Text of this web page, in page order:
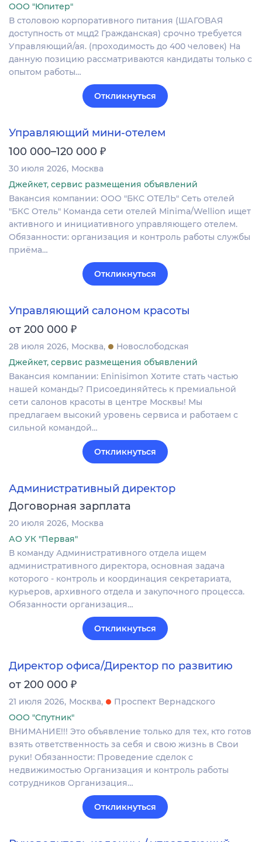
ООО "Юпитер"
В столовою корпоративного питания (ШАГОВАЯ
доступность от мцд2 Гражданская) срочно требуется
Управляющий/ая. (проходимость до 400 человек) На
данную позицию рассматриваются кандидаты только с
опытом работы…
Откликнуться
Управляющий мини-отелем
100 000–120 000 ₽
30 июля 2026 Москва
Джейкет, сервис размещения объявлений
Вакансия компании: ООО "БКС ОТЕЛЬ" Сеть отелей
"БКС Отель" Команда сети отелей Minima/Wellion ищет
активного и инициативного управляющего отелем.
Обязанности: организация и контроль работы службы
приёма…
Откликнуться
Управляющий салоном красоты
от 200 000 ₽
28 июля 2026 Москва
Новослободская
Джейкет, сервис размещения объявлений
Вакансия компании: Eninisimon Хотите стать частью
нашей команды? Присоединяйтесь к премиальной
сети салонов красоты в центре Москвы! Мы
предлагаем высокий уровень сервиса и работаем с
сильной командой…
Откликнуться
Административный директор
Договорная зарплата
20 июля 2026 Москва
АО УК "Первая"
В команду Административного отдела ищем
административного директора, основная задача
которого - контроль и координация секретариата,
курьеров, архивного отдела и закупочного процесса.
Обязанности организация…
Откликнуться
Директор офиса/Директор по развитию
от 200 000 ₽
21 июля 2026 Москва
Проспект Вернадского
ООО "Спутник"
ВНИМАНИЕ!!! Это объявление только для тех, кто готов
взять ответственность за себя и свою жизнь в Свои
руки! Обязанности: Проведение сделок с
недвижимостью Организация и контроль работы
сотрудников Организация…
Откликнуться